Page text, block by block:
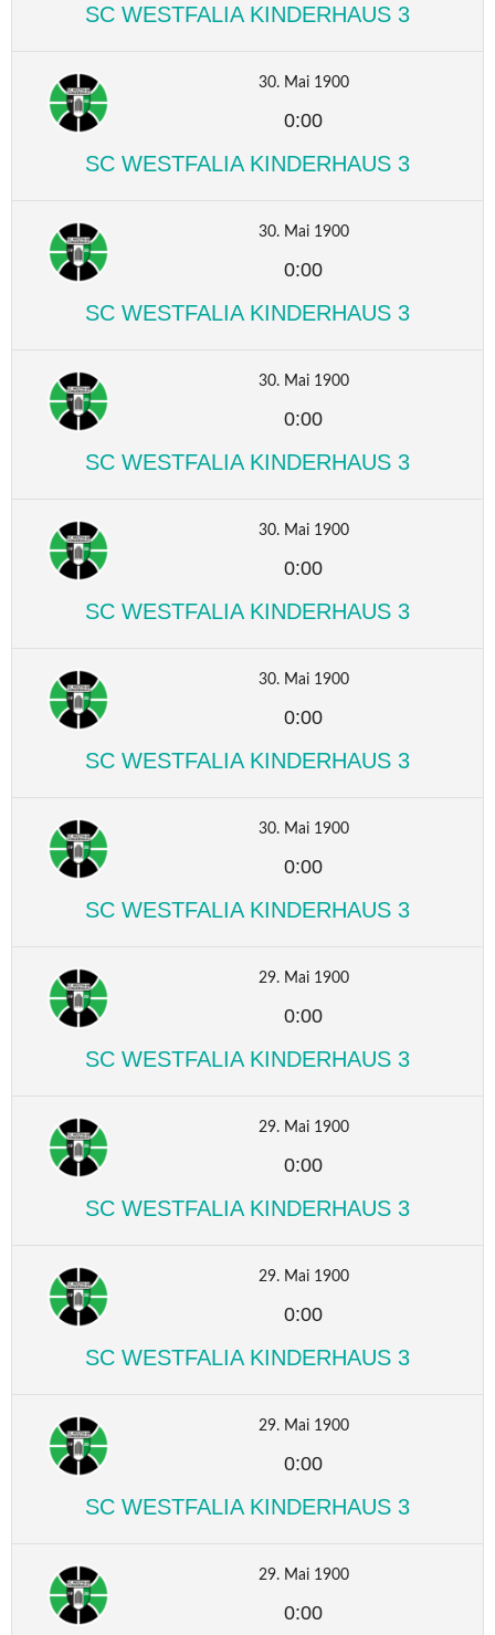
SC WESTFALIA KINDERHAUS 3
30. Mai 1900
0:00
SC WESTFALIA KINDERHAUS 3
30. Mai 1900
0:00
SC WESTFALIA KINDERHAUS 3
30. Mai 1900
0:00
SC WESTFALIA KINDERHAUS 3
30. Mai 1900
0:00
SC WESTFALIA KINDERHAUS 3
30. Mai 1900
0:00
SC WESTFALIA KINDERHAUS 3
30. Mai 1900
0:00
SC WESTFALIA KINDERHAUS 3
29. Mai 1900
0:00
SC WESTFALIA KINDERHAUS 3
29. Mai 1900
0:00
SC WESTFALIA KINDERHAUS 3
29. Mai 1900
0:00
SC WESTFALIA KINDERHAUS 3
29. Mai 1900
0:00
SC WESTFALIA KINDERHAUS 3
29. Mai 1900
0:00